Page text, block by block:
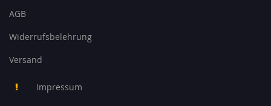
AGB
Widerrufsbelehrung
Versand
Impressum